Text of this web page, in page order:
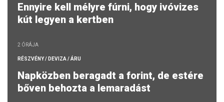
Ennyire kell mélyre fúrni, hogy ivóvizes
kút legyen a kertben
2 ÓRÁJA
RÉSZVÉNY / DEVIZA / ÁRU
Napközben beragadt a forint, de estére
bőven behozta a lemaradást